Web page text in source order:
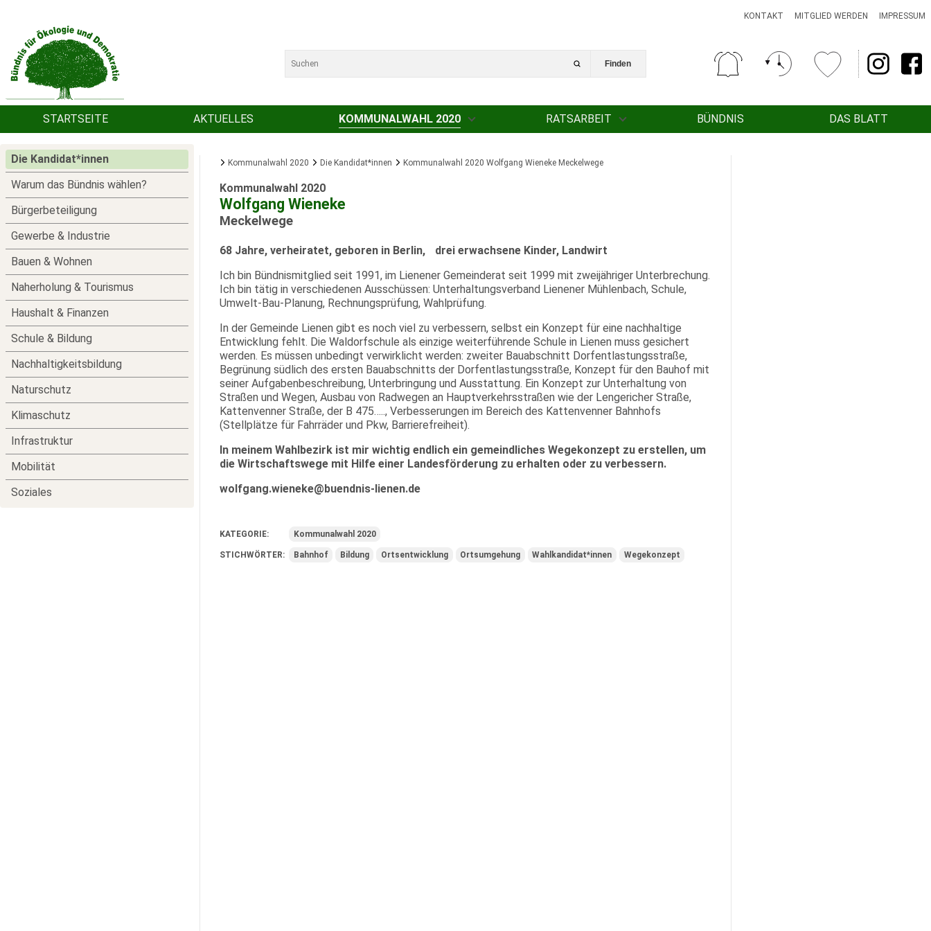
STARTSEITE AKTUELLES KOMMUNALWAHL 2020 RATSARBEIT BÜNDNIS DAS BLATT
KONTAKT MITGLIED WERDEN IMPRESSUM
Finden
Kommunalwahl 2020 Die Kandidat*innen Kommunalwahl 2020 Wolfgang Wieneke Meckelwege
Kommunalwahl 2020
Wolfgang Wieneke
Meckelwege
68 Jahre, verheiratet, geboren in Berlin, drei erwachsene Kinder, Landwirt
Ich bin Bündnismitglied seit 1991, im Lienener Gemeinderat seit 1999 mit zweijähriger Unterbrechung.
Ich bin tätig in verschiedenen Ausschüssen: Unterhaltungsverband Lienener Mühlenbach, Schule,
Umwelt-Bau-Planung, Rechnungsprüfung, Wahlprüfung.
In der Gemeinde Lienen gibt es noch viel zu verbessern, selbst ein Konzept für eine nachhaltige
Entwicklung fehlt. Die Waldorfschule als einzige weiterführende Schule in Lienen muss gesichert
werden. Es müssen unbedingt verwirklicht werden: zweiter Bauabschnitt Dorfentlastungsstraße,
Begrünung südlich des ersten Bauabschnitts der Dorfentlastungsstraße, Konzept für den Bauhof mit
seiner Aufgabenbeschreibung, Unterbringung und Ausstattung. Ein Konzept zur Unterhaltung von
Straßen und Wegen, Ausbau von Radwegen an Hauptverkehrsstraßen wie der Lengericher Straße,
Kattenvenner Straße, der B 475….., Verbesserungen im Bereich des Kattenvenner Bahnhofs
(Stellplätze für Fahrräder und Pkw, Barrierefreiheit).
In meinem Wahlbezirk ist mir wichtig endlich ein gemeindliches Wegekonzept zu erstellen, um
die Wirtschaftswege mit Hilfe einer Landesförderung zu erhalten oder zu verbessern.
wolfgang.wieneke@buendnis-lienen.de
KATEGORIE: Kommunalwahl 2020
STICHWÖRTER: Bahnhof Bildung Ortsentwicklung Ortsumgehung Wahlkandidat*innen Wegekonzept
Die Kandidat*innen
Warum das Bündnis wählen?
Bürgerbeteiligung
Gewerbe & Industrie
Bauen & Wohnen
Naherholung & Tourismus
Haushalt & Finanzen
Schule & Bildung
Nachhaltigkeitsbildung
Naturschutz
Klimaschutz
Infrastruktur
Mobilität
Soziales